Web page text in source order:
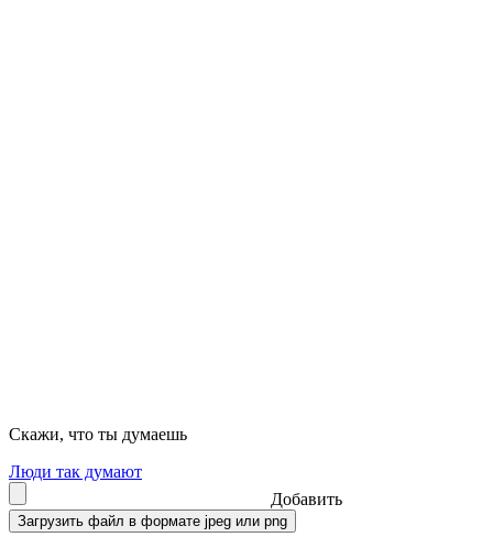
Скажи, что ты думаешь
Люди так думают
Добавить